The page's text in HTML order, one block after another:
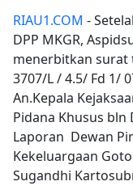
RIAU1.COM -
DPP MKGR,
menerbitkan surat
3707/L / 4.5/ Fd 1/
An.Kepala
Pidana Khusus bln
Laporan Dewan
Kekeluargaan
Sugandhi